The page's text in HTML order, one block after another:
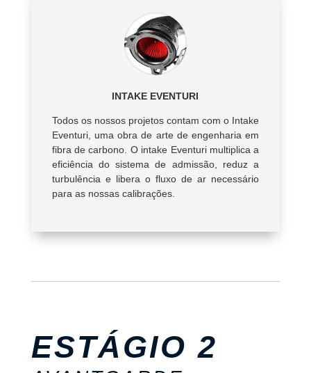
INTAKE EVENTURI
Todos os nossos projetos contam com o Intake
Eventuri, uma obra de arte de engenharia em
fibra de carbono. O intake Eventuri multiplica a
eficiência do sistema de admissão, reduz a
turbulência e libera o fluxo de ar necessário
para as nossas calibrações.
ESTÁGIO 2